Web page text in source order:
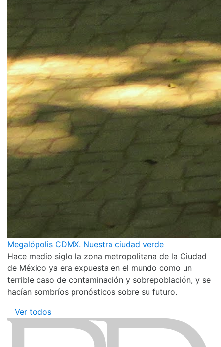
Megalópolis CDMX. Nuestra ciudad verde
Hace medio siglo la zona metropolitana de la Ciudad
de México ya era expuesta en el mundo como un
terrible caso de contaminación y sobrepoblación, y se
hacían sombríos pronósticos sobre su futuro.
Ver todos